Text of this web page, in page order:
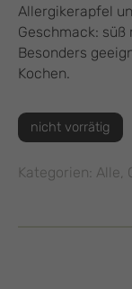
Allergikerapfel
Geschmack:
Besonders
Kochen.
nicht vorrätig
Kategorien: Alle,